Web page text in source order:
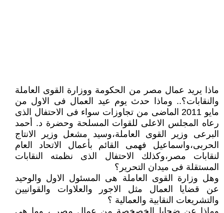
ماذا يريد عمال مصر من الحكومة ووزارة القوى العاملة
والنقابات؟.. وماذا حدث يوم عيد العمال فى الاول من
مايو 2011 الماضى من تجاوزات سواء فى الاحتفال الذى
رعاه المجلس الاعلى للقوات المسلحة وحضرة د. أحمد
البرعى وزير القوى العاملة،وسيد مشعل وزير الانتاج
الحربى،واسماعيل فهمى القائم بأعمال الاتحاد العام
لنقابات مصر،وكذلك الاحتفال الذى نظمته النقابات
المستقلة فى ميدان التحرير؟
وهل وزارة القوى العاملة هى المسئول الاول والوحيد
عن قضايا العمال مثل الاجور والعلاوات والقوانيين
والتشريعات النقابية والعمالية ؟